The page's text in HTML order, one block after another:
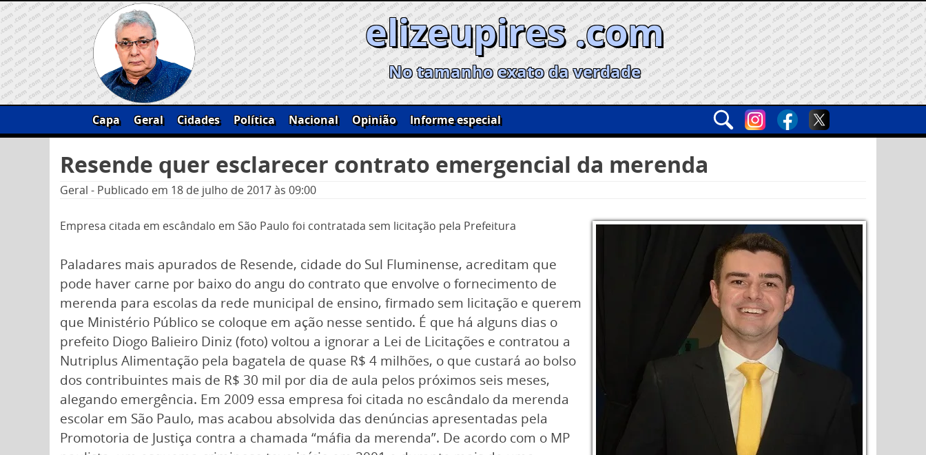
Skip
to
content
elizeupires .com
No tamanho exato da verdade
Capa Geral Cidades Política Nacional Opinião
Informe especial
por:
Resende quer esclarecer contrato emergencial da merenda
Geral - Publicado em 18 de julho de 2017às 09:00
Empresa citada em escândalo em São Paulo foi contratada sem licitação pela Prefeitura
Paladares mais apurados de Resende, cidade do Sul Fluminense, acreditam que
pode haver carne por baixo do angu do contrato que envolve o fornecimento de
merenda para escolas da rede municipal de ensino, firmado sem licitação e querem
que Ministério Público se coloque em ação nesse sentido. É que há alguns dias o
prefeito Diogo Balieiro Diniz (foto) voltou a ignorar a Lei de Licitações e contratou a
Nutriplus Alimentação pela bagatela de quase R$ 4 milhões, o que custará ao bolso
dos contribuintes mais de R$ 30 mil por dia de aula pelos próximos seis meses,
alegando emergência. Em 2009 essa empresa foi citada no escândalo da merenda
escolar em São Paulo, mas acabou absolvida das denúncias apresentadas pela
Promotoria de Justiça contra a chamada “máfia da merenda”. De acordo com o MP